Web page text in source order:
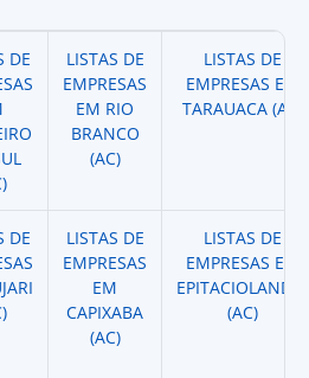
DE
LISTAS DE
EMPRESAS
EM RIO
BRANCO
(AC)
LISTAS DE
EMPRESAS EM
TARAUACA (AC)
DE
LISTAS DE
EMPRESAS
EM
CAPIXABA
(AC)
LISTAS DE
EMPRESAS EM
EPITACIOLANDIA
(AC)